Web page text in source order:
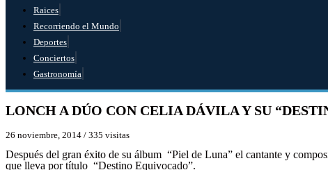
Raices
Recorriendo el Mundo
Deportes
Conciertos
Gastronomía
LONCH A DÚO CON CELIA DÁVILA Y SU
26 noviembre, 2014 / 335 visitas
Después del gran éxito de su álbum “Piel de Luna” el cantante y
que lleva por título “Destino Equivocado”.